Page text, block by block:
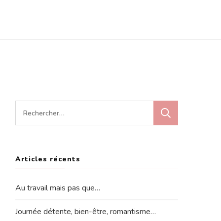
Rechercher :
Articles récents
Au travail mais pas que…
Journée détente, bien-être, romantisme…